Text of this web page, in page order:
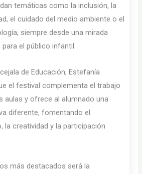
temáticas como la inclusión, la
el cuidado del medio ambiente o el
siempre desde una mirada
el público infantil.
de Educación, Estefanía
el festival complementa el trabajo
aulas y ofrece al alumnado una
diferente, fomentando el
la creatividad y la participación
más destacados será la